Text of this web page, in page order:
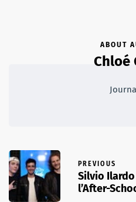
ABOUT
Chloé
PREVIOUS
Silvio
l’After-